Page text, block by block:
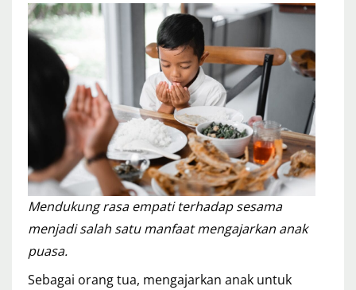
Mendukung rasa empati terhadap sesama
menjadi salah satu manfaat mengajarkan anak
puasa.
Sebagai orang tua, mengajarkan anak untuk